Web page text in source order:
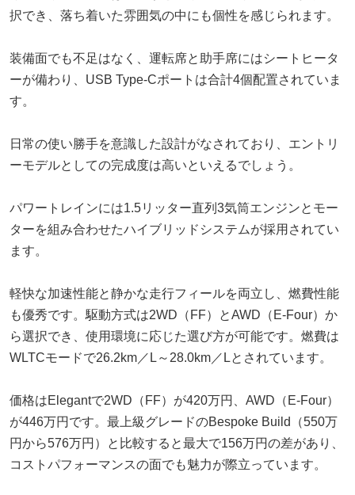
択でき、落ち着いた雰囲気の中にも個性を感じられます。
装備面でも不足はなく、運転席と助手席にはシートヒータ
ーが備わり、USB Type-Cポートは合計4個配置されていま
す。
日常の使い勝手を意識した設計がなされており、エントリ
ーモデルとしての完成度は高いといえるでしょう。
パワートレインには1.5リッター直列3気筒エンジンとモー
ターを組み合わせたハイブリッドシステムが採用されてい
ます。
軽快な加速性能と静かな走行フィールを両立し、燃費性能
も優秀です。駆動方式は2WD（FF）とAWD（E-Four）か
ら選択でき、使用環境に応じた選び方が可能です。燃費は
WLTCモードで26.2km／L～28.0km／Lとされています。
価格はElegantで2WD（FF）が420万円、AWD（E-Four）
が446万円です。最上級グレードのBespoke Build（550万
円から576万円）と比較すると最大で156万円の差があり、
コストパフォーマンスの面でも魅力が際立っています。